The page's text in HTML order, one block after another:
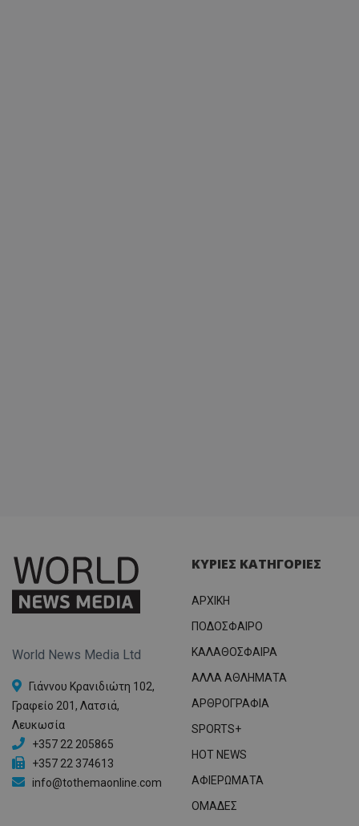
World News Media Ltd
Γιάννου Κρανιδιώτη 102,
Γραφείο 201, Λατσιά,
Λευκωσία
+357 22 205865
+357 22 374613
info@tothemaonline.com
ΚΥΡΙΕΣ ΚΑΤΗΓΟΡΙΕΣ
ΑΡΧΙΚΗ
ΠΟΔΟΣΦΑΙΡΟ
ΚΑΛΑΘΟΣΦΑΙΡΑ
ΑΛΛΑ ΑΘΛΗΜΑΤΑ
ΑΡΘΡΟΓΡΑΦΙΑ
SPORTS+
HOT NEWS
ΑΦΙΕΡΩΜΑΤΑ
ΟΜΑΔΕΣ